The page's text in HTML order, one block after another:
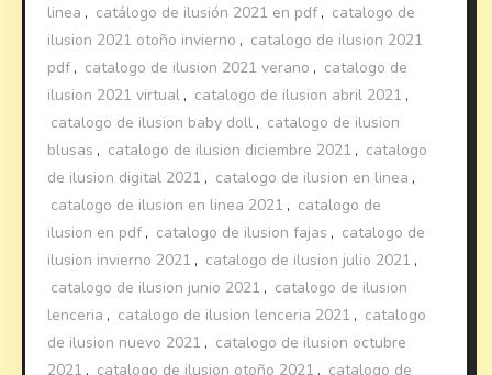
linea , catálogo de ilusión 2021 en pdf , catalogo de
ilusion 2021 otoño invierno , catalogo de ilusion 2021
pdf , catalogo de ilusion 2021 verano , catalogo de
ilusion 2021 virtual , catalogo de ilusion abril 2021 ,
catalogo de ilusion baby doll , catalogo de ilusion
blusas , catalogo de ilusion diciembre 2021 , catalogo
de ilusion digital 2021 , catalogo de ilusion en linea ,
catalogo de ilusion en linea 2021 , catalogo de
ilusion en pdf , catalogo de ilusion fajas , catalogo de
ilusion invierno 2021 , catalogo de ilusion julio 2021 ,
catalogo de ilusion junio 2021 , catalogo de ilusion
lenceria , catalogo de ilusion lenceria 2021 , catalogo
de ilusion nuevo 2021 , catalogo de ilusion octubre
2021 , catalogo de ilusion otoño 2021 , catalogo de